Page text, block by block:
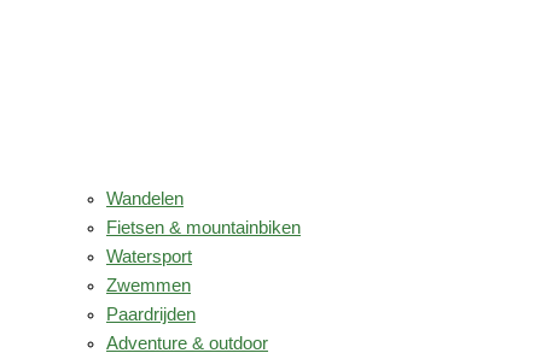
Wandelen
Fietsen & mountainbiken
Watersport
Zwemmen
Paardrijden
Adventure & outdoor